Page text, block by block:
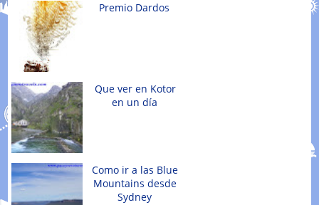
Premio Dardos
Que ver en Kotor
en un día
Como ir a las Blue
Mountains desde
Sydney